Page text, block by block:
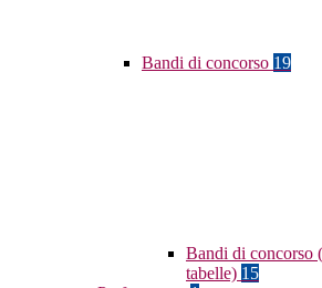
Bandi di concorso 19
Bandi di concorso
tabelle) 15